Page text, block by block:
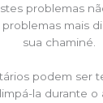
problemas
mais
sua chaminé.
podem ser
la durante